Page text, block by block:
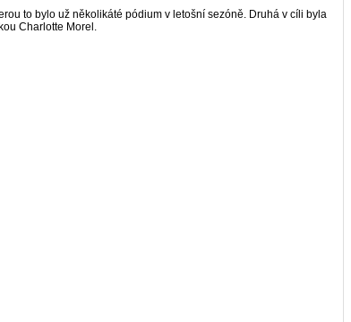
to bylo už několikáté pódium v letošní sezóně. Druhá v cíli byla
Charlotte Morel.